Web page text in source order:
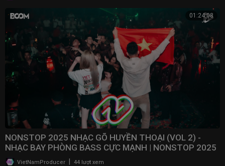
01:24:08
NONSTOP 2025 NHẠC GÕ HUYỀN THOẠI (VOL 2) -
NHẠC BAY PHÒNG BASS CỰC MẠNH | NONSTOP 2025
VINAHOUSE
VietNamProducer 44 lượt xem